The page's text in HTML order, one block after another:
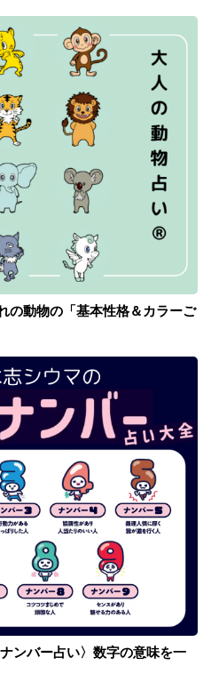
の動物の「基本性格＆カラーご
ンバー占い〉数字の意味を一